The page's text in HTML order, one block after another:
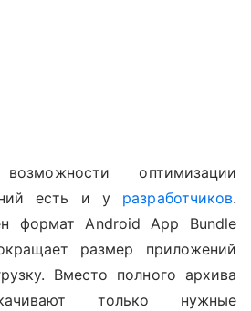
оптимизации
есть и у разработчиков.
формат Android App Bundle
размер приложений
Вместо полного архива
только нужные